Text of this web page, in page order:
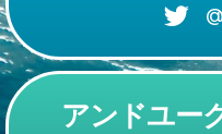
アンドユー